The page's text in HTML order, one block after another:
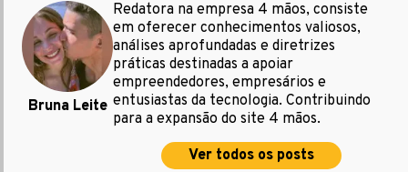
Bruna Leite
Redatora na empresa 4 mãos, consiste
em oferecer conhecimentos valiosos,
análises aprofundadas e diretrizes
práticas destinadas a apoiar
empreendedores, empresários e
entusiastas da tecnologia. Contribuindo
para a expansão do site 4 mãos.
Ver todos os posts